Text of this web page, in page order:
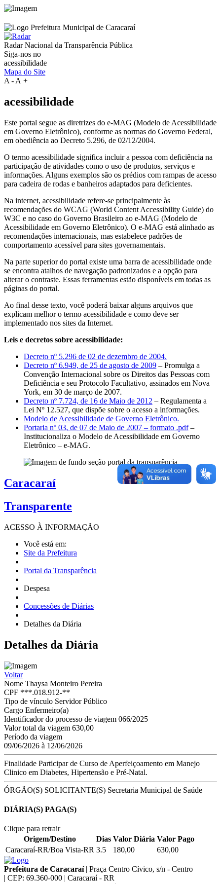
Radar Nacional da Transparência Pública
Siga-nos no
acessibilidade
Mapa do Site
A-A +
acessibilidade
Este portal segue as diretrizes do e-MAG (Modelo de Acessibilidade
em Governo Eletrônico), conforme as normas do Governo Federal,
em obediência ao Decreto 5.296, de 02/12/2004.
O termo acessibilidade significa incluir a pessoa com deficiência na
participação de atividades como o uso de produtos, serviços e
informações. Alguns exemplos são os prédios com rampas de acesso
para cadeira de rodas e banheiros adaptados para deficientes.
Na internet, acessibilidade refere-se principalmente às
recomendações do WCAG (World Content Accessibility Guide) do
W3C e no caso do Governo Brasileiro ao e-MAG (Modelo de
Acessibilidade em Governo Eletrônico). O e-MAG está alinhado as
recomendações internacionais, mas estabelece padrões de
comportamento acessível para sites governamentais.
Na parte superior do portal existe uma barra de acessibilidade onde
se encontra atalhos de navegação padronizados e a opção para
alterar o contraste. Essas ferramentas estão disponíveis em todas as
páginas do portal.
Ao final desse texto, você poderá baixar alguns arquivos que
explicam melhor o termo acessibilidade e como deve ser
implementado nos sites da Internet.
Leis e decretos sobre acessibilidade:
Decreto nº 5.296 de 02 de dezembro de 2004.
Decreto nº 6.949, de 25 de agosto de 2009 – Promulga a
Convenção Internacional sobre os Direitos das Pessoas com
Deficiência e seu Protocolo Facultativo, assinados em Nova
York, em 30 de março de 2007.
Decreto nº 7.724, de 16 de Maio de 2012 – Regulamenta a
Lei Nº 12.527, que dispõe sobre o acesso a informações.
Modelo de Acessibilidade de Governo Eletrônico.
Portaria nº 03, de 07 de Maio de 2007 – formato .pdf–
Institucionaliza o Modelo de Acessibilidade em Governo
Eletrônico – e-MAG.
Caracaraí
Transparente
ACESSO À INFORMAÇÃO
Você está em:
Site da Prefeitura
Portal da Transparência
Despesa
Concessões de Diárias
Detalhes da Diária
Detalhes da Diária
Voltar
Nome Thaysa Monteiro Pereira
CPF ***.018.912-**
Tipo de vínculo Servidor Público
Cargo Enfermeiro(a)
Identificador do processo de viagem 066/2025
Valor total da viagem 630,00
Período da viagem
09/06/2026 à 12/06/2026
Finalidade Participar de Curso de Aperfeiçoamento em Manejo
Clinico em Diabetes, Hipertensão e Pré-Natal.
ÓRGÃO(S) SOLICITANTE(S) Secretaria Municipal de Saúde
DIÁRIA(S) PAGA(S)
Clique para retrair
Origem/Destino
Dias Valor Diária Valor Pago
Caracaraí-RR/Boa Vista-RR 3.5 180,00 630,00
Prefeitura de Caracaraí | Praça Centro Cívico, s/n - Centro
| CEP: 69.360-000 | Caracaraí - RR